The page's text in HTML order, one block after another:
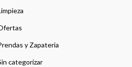
y Zapateria
categorizar